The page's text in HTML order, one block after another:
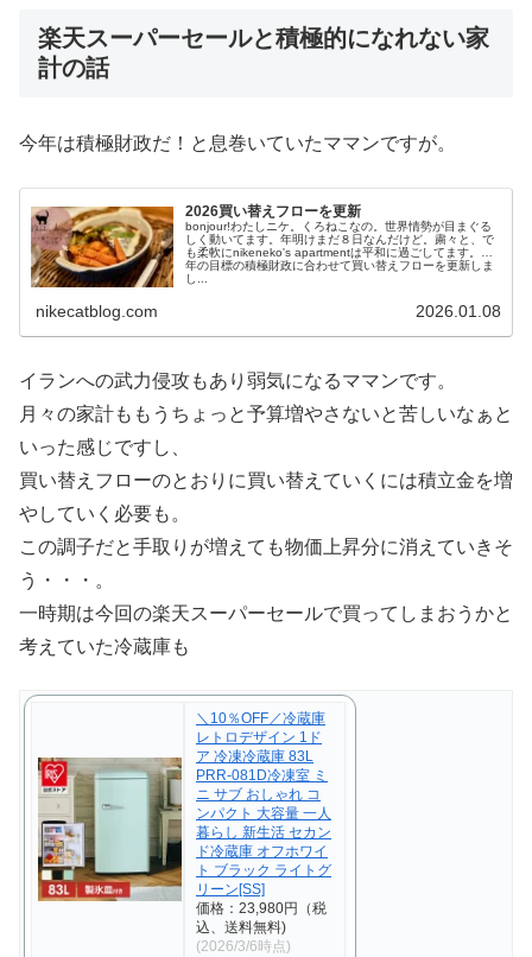
楽天スーパーセールと積極的になれない家
計の話
今年は積極財政だ！と息巻いていたママンですが。
2026買い替えフローを更新
bonjour!わたしニケ。くろねこなの。世界情勢が目まぐる
しく動いてます。年明けまだ８日なんだけど。粛々と、で
も柔軟にnikeneko's apartmentは平和に過ごしてます。今
年の目標の積極財政に合わせて買い替えフローを更新しま
し...
nikecatblog.com 2026.01.08
イランへの武力侵攻もあり弱気になるママンです。
月々の家計ももうちょっと予算増やさないと苦しいなぁと
いった感じですし、
買い替えフローのとおりに買い替えていくには積立金を増
やしていく必要も。
この調子だと手取りが増えても物価上昇分に消えていきそ
う・・・。
一時期は今回の楽天スーパーセールで買ってしまおうかと
考えていた冷蔵庫も
＼10％OFF／冷蔵庫
レトロデザイン 1ド
ア 冷凍冷蔵庫 83L
PRR-081D冷凍室 ミ
ニ サブ おしゃれ コ
ンパクト 大容量 一人
暮らし 新生活 セカン
ド冷蔵庫 オフホワイ
ト ブラック ライトグ
リーン[SS]
価格：23,980円（税
込、送料無料)
(2026/3/6時点)